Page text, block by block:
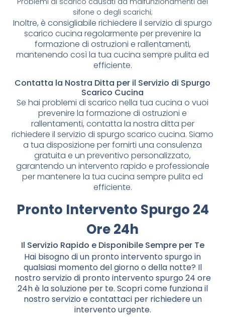
sifone o degli scarichi;
Inoltre, è consigliabile richiedere il servizio di spurgo
scarico cucina regolarmente per prevenire la
formazione di ostruzioni e rallentamenti,
mantenendo così la tua cucina sempre pulita ed
efficiente.
Contatta la Nostra Ditta per il Servizio di Spurgo
Scarico Cucina
Se hai problemi di scarico nella tua cucina o vuoi
prevenire la formazione di ostruzioni e
rallentamenti, contatta la nostra ditta per
richiedere il servizio di spurgo scarico cucina. Siamo
a tua disposizione per fornirti una consulenza
gratuita e un preventivo personalizzato,
garantendo un intervento rapido e professionale
per mantenere la tua cucina sempre pulita ed
efficiente.
Pronto Intervento Spurgo 24
Ore 24h
Il Servizio Rapido e Disponibile Sempre per Te
Hai bisogno di un pronto intervento spurgo in
qualsiasi momento del giorno o della notte? Il
nostro servizio di pronto intervento spurgo 24 ore
24h è la soluzione per te. Scopri come funziona il
nostro servizio e contattaci per richiedere un
intervento urgente.